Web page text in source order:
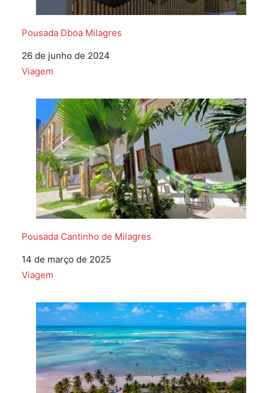
Pousada Dboa Milagres
Data
26 de junho de 2024
Em relação a
Viagem
Pousada Cantinho de Milagres
Data
14 de março de 2025
Em relação a
Viagem